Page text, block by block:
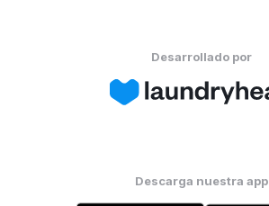
Desarrollado por
Descarga nuestra app